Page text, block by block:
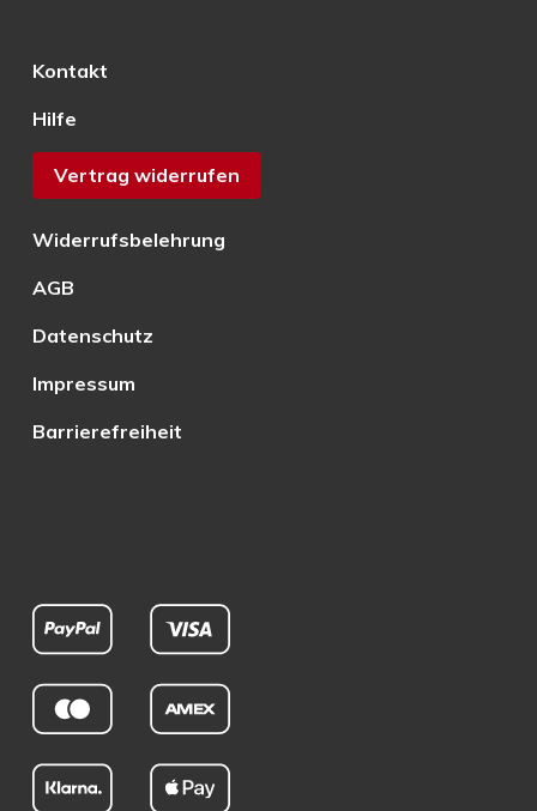
Kontakt
Hilfe
Vertrag widerrufen
Widerrufsbelehrung
AGB
Datenschutz
Impressum
Barrierefreiheit